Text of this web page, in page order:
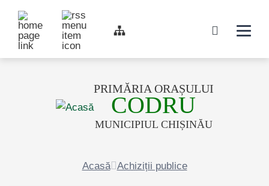
Top bar navigation
icon
PRIMĂRIA ORAȘULUI
CODRU
MUNICIPIUL CHIȘINĂU
Acasă Achiziții publice